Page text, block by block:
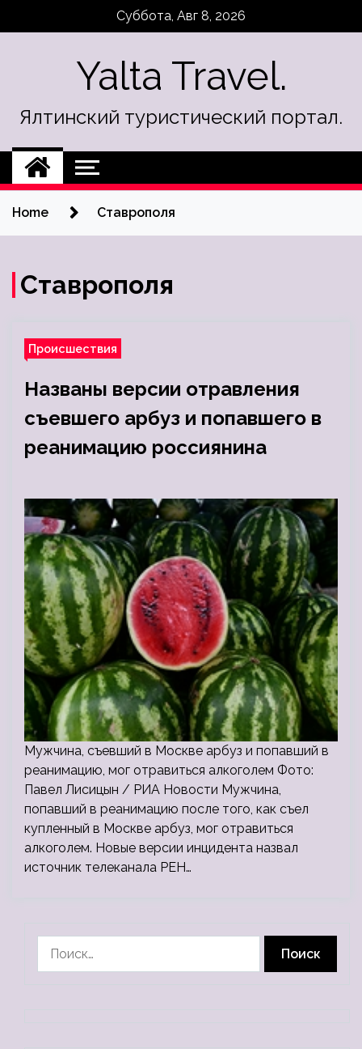
Суббота, Авг 8, 2026
Yalta Travel.
Ялтинский туристический портал.
Home Ставрополя
Ставрополя
Происшествия
Названы версии отравления
съевшего арбуз и попавшего в
реанимацию россиянина
Мужчина, съевший в Москве арбуз и попавший в
реанимацию, мог отравиться алкоголем Фото:
Павел Лисицын / РИА Новости Мужчина,
попавший в реанимацию после того, как съел
купленный в Москве арбуз, мог отравиться
алкоголем. Новые версии инцидента назвал
источник телеканала РЕН…